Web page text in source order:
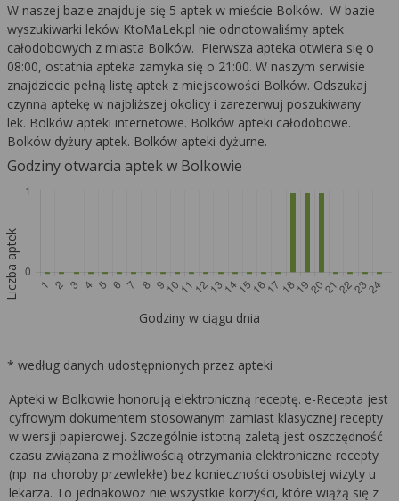
W naszej bazie znajduje się 5 aptek w mieście Bolków. W bazie
wyszukiwarki leków KtoMaLek.pl nie odnotowaliśmy aptek
całodobowych z miasta Bolków. Pierwsza apteka otwiera się o
08:00, ostatnia apteka zamyka się o 21:00. W naszym serwisie
znajdziecie pełną listę aptek z miejscowości Bolków. Odszukaj
czynną aptekę w najbliższej okolicy i zarezerwuj poszukiwany
lek. Bolków apteki internetowe. Bolków apteki całodobowe.
Bolków dyżury aptek. Bolków apteki dyżurne.
Godziny otwarcia aptek w Bolkowie
Liczba aptek
Godziny w ciągu dnia
* według danych udostępnionych przez apteki
Apteki w Bolkowie honorują elektroniczną receptę. e-Recepta jest
cyfrowym dokumentem stosowanym zamiast klasycznej recepty
w wersji papierowej. Szczególnie istotną zaletą jest oszczędność
czasu związana z możliwością otrzymania elektroniczne recepty
(np. na choroby przewlekłe) bez konieczności osobistej wizyty u
lekarza. To jednakowoż nie wszystkie korzyści, które wiążą się z